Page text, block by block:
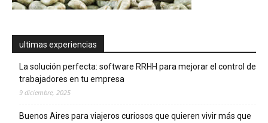
ultimas experiencias
La solución perfecta: software RRHH para mejorar el control de
trabajadores en tu empresa
9 diciembre, 2025
Buenos Aires para viajeros curiosos que quieren vivir más que